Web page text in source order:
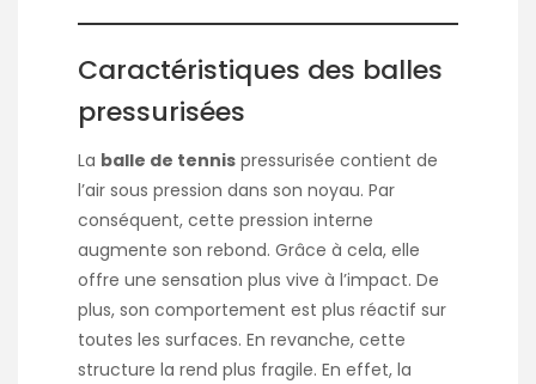
Caractéristiques des balles
pressurisées
La balle de tennis pressurisée contient de
l’air sous pression dans son noyau. Par
conséquent, cette pression interne
augmente son rebond. Grâce à cela, elle
offre une sensation plus vive à l’impact. De
plus, son comportement est plus réactif sur
toutes les surfaces. En revanche, cette
structure la rend plus fragile. En effet, la